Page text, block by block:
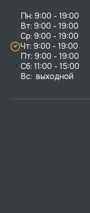
Пн: 9:00 - 19:00
Вт: 9:00 - 19:00
Ср: 9:00 - 19:00
Чт: 9:00 - 19:00
Пт: 9:00 - 19:00
Сб: 11:00 - 15:00
Вс:  выходной